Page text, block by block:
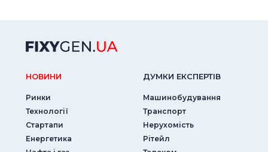
НОВИНИ
Ринки
Технології
Стартапи
Енергетика
ДУМКИ ЕКСПЕРТIВ
Машинобудування
Транспорт
Нерухомість
Рітейл